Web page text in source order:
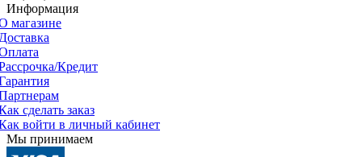
Информация
магазине
Кредит
сделать заказ
войти в личный кабинет
Мы принимаем